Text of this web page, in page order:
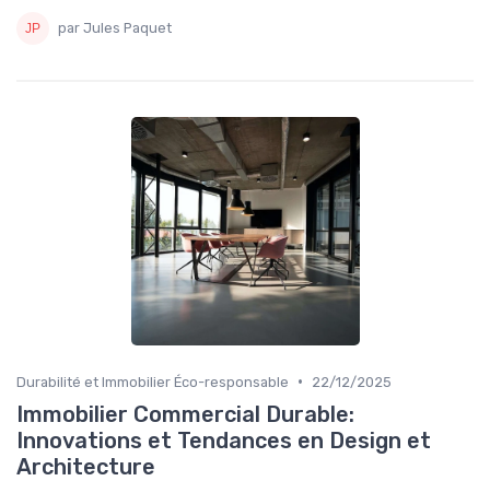
par Jules Paquet
Durabilité et Immobilier Éco-responsable • 22/12/2025
Immobilier Commercial Durable:
Innovations et Tendances en Design et
Architecture